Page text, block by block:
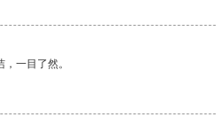
一目了然。